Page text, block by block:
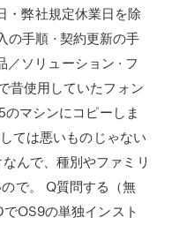
弊社規定休業日を除
の手順 · 契約更新の手
／ソリューション · フ
昔使用していたフォン
のマシンにコピーしま
ては悪いものじゃない
んで、種別やファミリ
で。 Q質問する（無
OS9の単独インスト